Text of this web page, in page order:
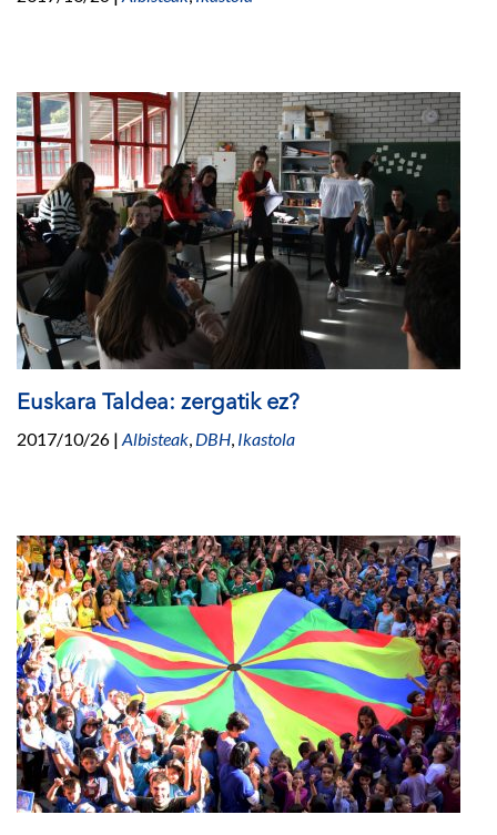
Euskara Taldea: zergatik ez?
2017/10/26 | Albisteak, DBH, Ikastola